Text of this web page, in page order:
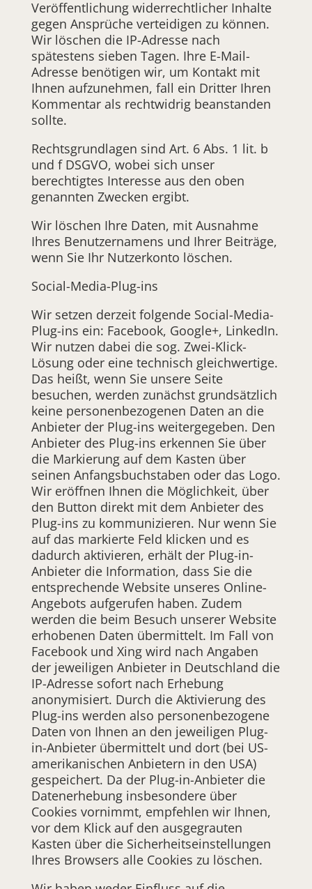
Veröffentlichung widerrechtlicher Inhalte
gegen Ansprüche verteidigen zu können.
Wir löschen die IP-Adresse nach
spätestens sieben Tagen. Ihre E-Mail-
Adresse benötigen wir, um Kontakt mit
Ihnen aufzunehmen, fall ein Dritter Ihren
Kommentar als rechtwidrig beanstanden
sollte.
Rechtsgrundlagen sind Art. 6 Abs. 1 lit. b
und f DSGVO, wobei sich unser
berechtigtes Interesse aus den oben
genannten Zwecken ergibt.
Wir löschen Ihre Daten, mit Ausnahme
Ihres Benutzernamens und Ihrer Beiträge,
wenn Sie Ihr Nutzerkonto löschen.
Social-Media-Plug-ins
Wir setzen derzeit folgende Social-Media-
Plug-ins ein: Facebook, Google+, LinkedIn.
Wir nutzen dabei die sog. Zwei-Klick-
Lösung oder eine technisch gleichwertige.
Das heißt, wenn Sie unsere Seite
besuchen, werden zunächst grundsätzlich
keine personenbezogenen Daten an die
Anbieter der Plug-ins weitergegeben. Den
Anbieter des Plug-ins erkennen Sie über
die Markierung auf dem Kasten über
seinen Anfangsbuchstaben oder das Logo.
Wir eröffnen Ihnen die Möglichkeit, über
den Button direkt mit dem Anbieter des
Plug-ins zu kommunizieren. Nur wenn Sie
auf das markierte Feld klicken und es
dadurch aktivieren, erhält der Plug-in-
Anbieter die Information, dass Sie die
entsprechende Website unseres Online-
Angebots aufgerufen haben. Zudem
werden die beim Besuch unserer Website
erhobenen Daten übermittelt. Im Fall von
Facebook und Xing wird nach Angaben
der jeweiligen Anbieter in Deutschland die
IP-Adresse sofort nach Erhebung
anonymisiert. Durch die Aktivierung des
Plug-ins werden also personenbezogene
Daten von Ihnen an den jeweiligen Plug-
in-Anbieter übermittelt und dort (bei US-
amerikanischen Anbietern in den USA)
gespeichert. Da der Plug-in-Anbieter die
Datenerhebung insbesondere über
Cookies vornimmt, empfehlen wir Ihnen,
vor dem Klick auf den ausgegrauten
Kasten über die Sicherheitseinstellungen
Ihres Browsers alle Cookies zu löschen.